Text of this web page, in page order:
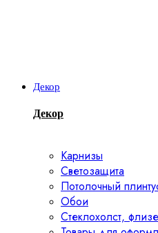
Декор
Декор
Карнизы
Светозащита
Потолочный
Обои
Стеклохолст,